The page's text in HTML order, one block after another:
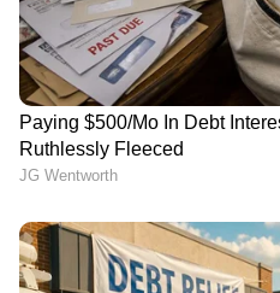
മാനാഞ്ചിറ കോംട്രസ്റ്റ്
ലഹരിത്താവളം,
അന്വേഷണത്തിന്
ഉത്തരവിട്ട് മനുഷ്യാവകാശ